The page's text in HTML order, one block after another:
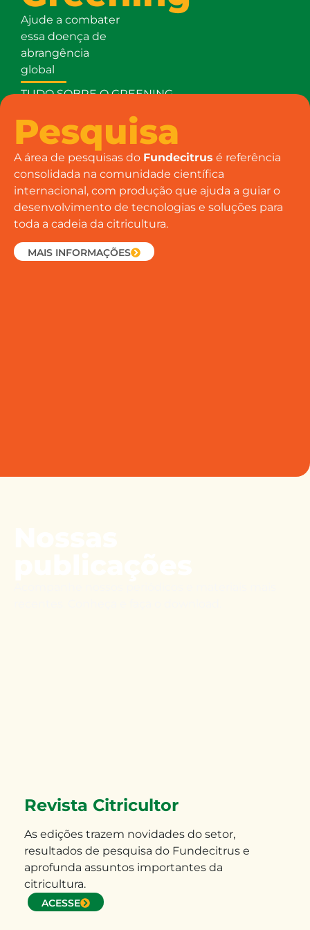
Ajude a combater
essa doença de
abrangência
global
TUDO SOBRE O GREENING
Pesquisa
A área de pesquisas do Fundecitrus é referência
consolidada na comunidade científica
internacional, com produção que ajuda a guiar o
desenvolvimento de tecnologias e soluções para
toda a cadeia da citricultura.
MAIS INFORMAÇÕES
Revista Citricultor
As edições trazem novidades do setor,
resultados de pesquisa do Fundecitrus e
aprofunda assuntos importantes da
citricultura.
ACESSE